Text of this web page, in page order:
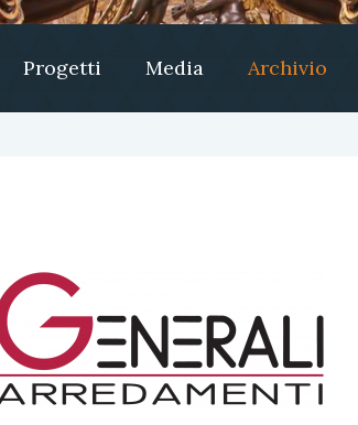
Progetti Media Archivio